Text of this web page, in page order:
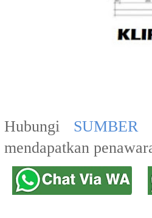
Hubungi SUMBER
mendapatkan